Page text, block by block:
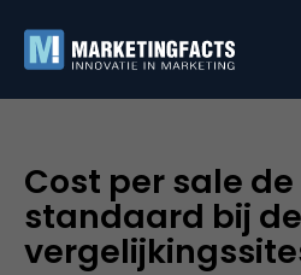
Cost per sale
standaard bij